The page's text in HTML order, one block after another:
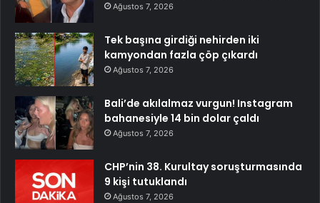
Ağustos 7, 2026
Tek başına girdiği nehirden iki
kamyondan fazla çöp çıkardı
Ağustos 7, 2026
Bali’de akılalmaz vurgun! Instagram
bahanesiyle 14 bin dolar çaldı
Ağustos 7, 2026
CHP’nin 38. Kurultay soruşturmasında
9 kişi tutuklandı
Ağustos 7, 2026